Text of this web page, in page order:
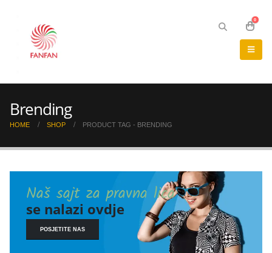
0
Brending
HOME SHOP PRODUCT TAG - BRENDING
Naš sajt za pravna lica
se nalazi ovdje
POSJETITE NAS